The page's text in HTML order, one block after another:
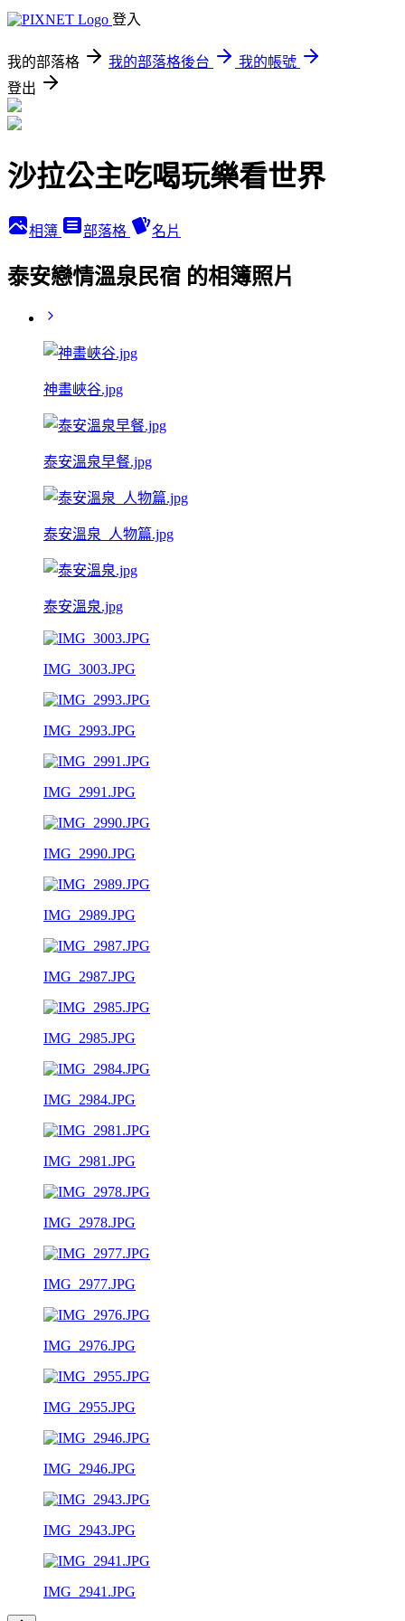
登入
我的部落格 我的部落格後台
我的帳號
登出
沙拉公主吃喝玩樂看世界
相簿 部落格 名片
泰安戀情溫泉民宿 的相簿照片
神畫峽谷.jpg
泰安溫泉早餐.jpg
泰安溫泉_人物篇.jpg
泰安溫泉.jpg
IMG_3003.JPG
IMG_2993.JPG
IMG_2991.JPG
IMG_2990.JPG
IMG_2989.JPG
IMG_2987.JPG
IMG_2985.JPG
IMG_2984.JPG
IMG_2981.JPG
IMG_2978.JPG
IMG_2977.JPG
IMG_2976.JPG
IMG_2955.JPG
IMG_2946.JPG
IMG_2943.JPG
IMG_2941.JPG